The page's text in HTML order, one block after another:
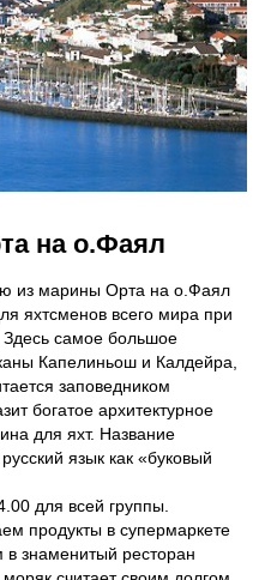
на о.Фаял
из марины Орта на о.Фаял
яхтсменов всего мира при
Здесь самое большое
Капелиньош и Калдейра,
заповедником
богатое архитектурное
для яхт. Название
язык как «буковый
для всей группы.
продукты в супермаркете
знаменитый ресторан